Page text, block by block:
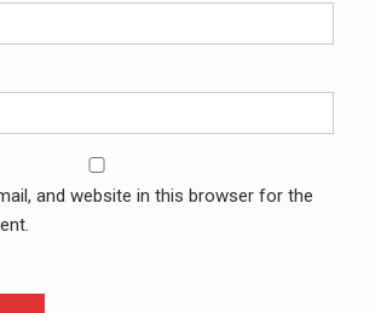
and website in this browser for the